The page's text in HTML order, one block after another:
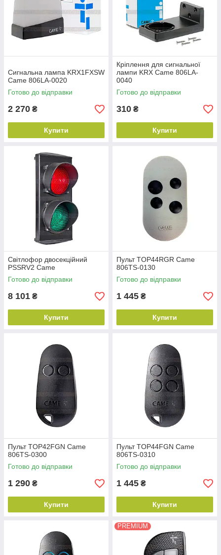
Сигнальна лампа KRX1FXSW
Came 806LA-0020
Готово до відправки
2 270 ₴
Купити
Кріплення для сигнальної
лампи KRX Came 806LA-
0040
Готово до відправки
310 ₴
Купити
Світлофор двосекційний
PSSRV2 Came
Готово до відправки
8 101 ₴
Купити
Пульт TOP44RGR Came
806TS-0130
Готово до відправки
1 445 ₴
Купити
Пульт TOP42FGN Came
806TS-0300
Готово до відправки
1 290 ₴
Купити
Пульт TOP44FGN Came
806TS-0310
Готово до відправки
1 445 ₴
Купити
PREMIUM